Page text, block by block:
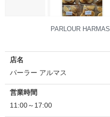
PARLOUR
店名
パーラー アルマス
営業時間
11:00～17:00